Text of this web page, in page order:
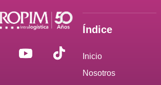
Índice
Inicio
Nosotros